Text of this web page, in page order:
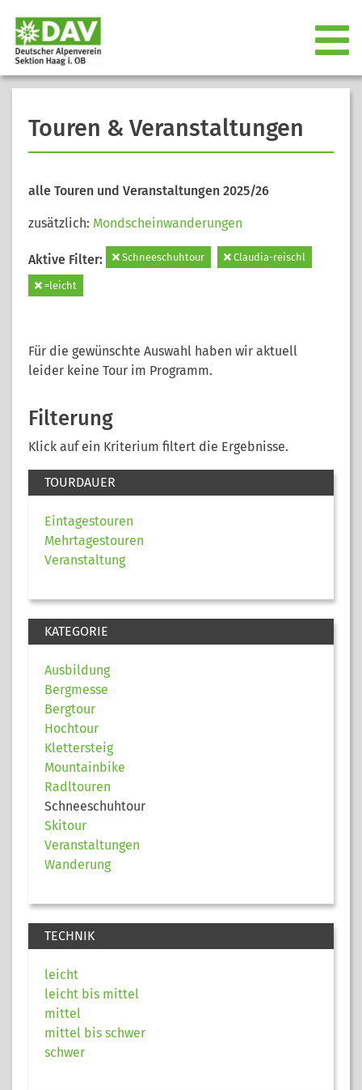
Touren & Veranstaltungen
alle Touren und Veranstaltungen 2025/26
zusätzlich: Mondscheinwanderungen
Aktive Filter: Schneeschuhtour Claudia-reischl
=leicht
Für die gewünschte Auswahl haben wir aktuell
leider keine Tour im Programm.
Filterung
Klick auf ein Kriterium filtert die Ergebnisse.
TOURDAUER
Eintagestouren
Mehrtagestouren
Veranstaltung
KATEGORIE
Ausbildung
Bergmesse
Bergtour
Hochtour
Klettersteig
Mountainbike
Radltouren
Schneeschuhtour
Skitour
Veranstaltungen
Wanderung
TECHNIK
leicht
leicht bis mittel
mittel
mittel bis schwer
schwer